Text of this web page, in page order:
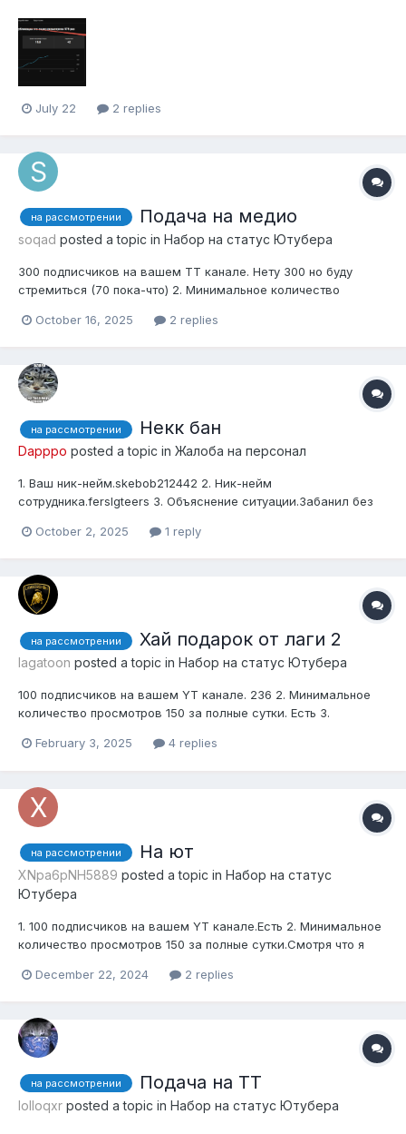
July 22 2 replies
на рассмотрении Подача на медио
soqad posted a topic in Набор на статус Ютубера
300 подписчиков на вашем TT канале. Нету 300 но буду
стремиться (70 пока-что) 2. Минимальное количество
3. Тематика канала строго по игре MINECRAFT - другие не
Не иметь...
October 16, 2025 2 replies
на рассмотрении Некк бан
Dapppo posted a topic in Жалоба на персонал
1. Ваш ник-нейм.skebob212442 2. Ник-нейм
сотрудника.ferslgteers 3. Объяснение ситуации.Забанил без
еще выдали некк бан! 4. Режим (Grief & Anarchy)GR1 5.
https://yapx.ru/album/ayE9E
October 2, 2025 1 reply
на рассмотрении Хай подарок от лаги 2
lagatoon posted a topic in Набор на статус Ютубера
100 подписчиков на вашем YT канале. 236 2. Минимальное
количество просмотров 150 за полные сутки. Есть 3.
принимаются! Только майн 4. Если ваш канал основан на
February 3, 2025 4 replies
на рассмотрении На ют
XNpa6pNH5889 posted a topic in Набор на статус
Ютубера
1. 100 подписчиков на вашем YT канале.Есть 2. Минимальное
количество просмотров 150 за полные сутки.Смотря что я
не принимаются!Есть 4. Если ваш канал основан на YOUTUBE
канала.Наре...
December 22, 2024 2 replies
на рассмотрении Подача на ТТ
lolloqxr posted a topic in Набор на статус Ютубера